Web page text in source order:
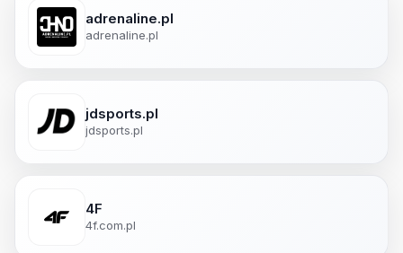
adrenaline.pl
adrenaline.pl
jdsports.pl
jdsports.pl
4F
4f.com.pl